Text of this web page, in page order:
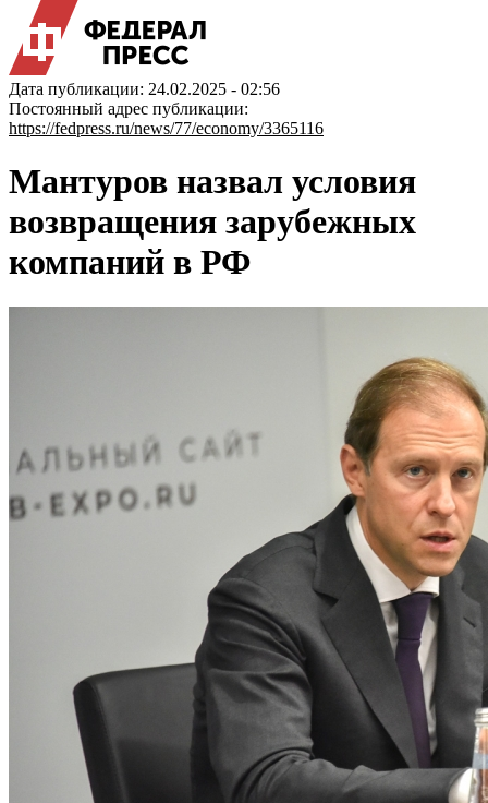
Дата публикации: 24.02.2025 - 02:56
Постоянный адрес публикации:
https://fedpress.ru/news/77/economy/3365116
Мантуров назвал условия
возвращения зарубежных
компаний в РФ